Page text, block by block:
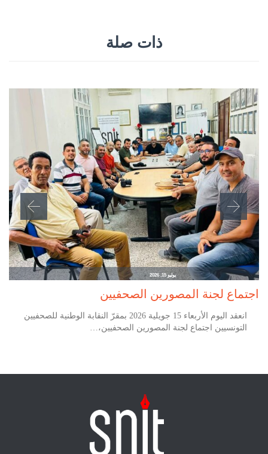
ذات صلة
يوليو 15, 2026
اجتماع لجنة المصورين الصحفيين
انعقد اليوم الأربعاء 15 جويلية 2026 بمقرّ النقابة الوطنية للصحفيين
التونسيين اجتماع لجنة المصورين الصحفيين،…